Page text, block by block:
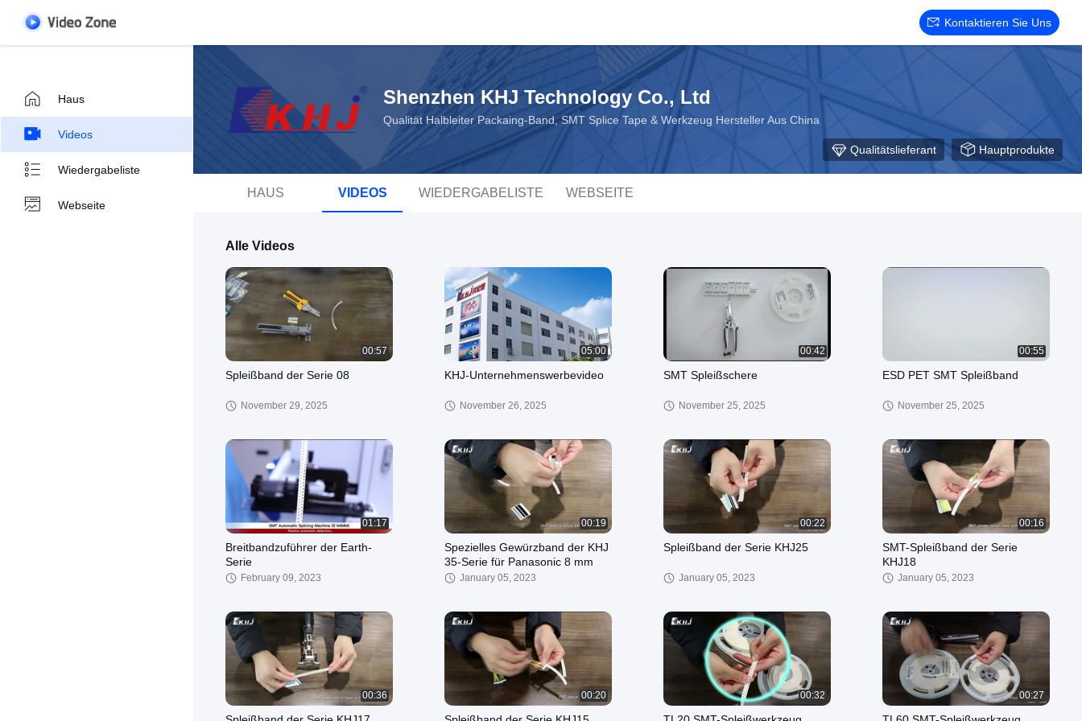
Kontaktieren Sie Uns
Haus
Videos
Wiedergabeliste
Webseite
Shenzhen KHJ Technology Co., Ltd
Qualität Halbleiter Packaing-Band, SMT Splice Tape & Werkzeug Hersteller Aus China
Qualitätslieferant Hauptprodukte
HAUS VIDEOS WIEDERGABELISTE WEBSEITE
Alle Videos
00:57
Spleißband der Serie 08
November 29, 2025
05:00
KHJ-Unternehmenswerbevideo
November 26, 2025
00:42
SMT Spleißschere
November 25, 2025
00:55
ESD PET SMT Spleißband
November 25, 2025
01:17
Breitbandzuführer der Earth-
Serie
February 09, 2023
00:19
Spezielles Gewürzband der KHJ
35-Serie für Panasonic 8 mm
January 05, 2023
00:22
Spleißband der Serie KHJ25
January 05, 2023
00:16
SMT-Spleißband der Serie
KHJ18
January 05, 2023
00:36 00:20 00:32 00:27